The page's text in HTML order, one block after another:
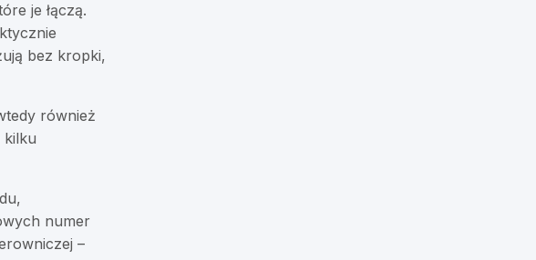
je łączą.
bez kropki,
również
kilku
numer
–